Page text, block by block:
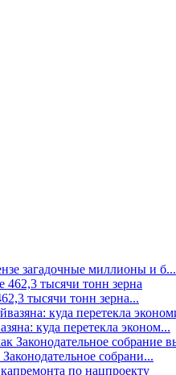
загадочные миллионы и б...
тысячи тонн зерна...
куда перетекла эконом...
собрани...